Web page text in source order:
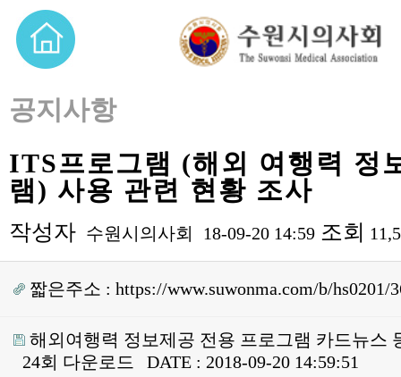
공지사항
ITS프로그램 (해외 여행력 정
램) 사용 관련 현황 조사
작성자 수원시의사회 18-09-20 14:59 조회
짧은주소 : https://www.suwonma.com/b/hs0201/
해외여행력 정보제공 전용 프로그램 카드뉴스
24회 다운로드
DATE : 2018-09-20 14:59:51